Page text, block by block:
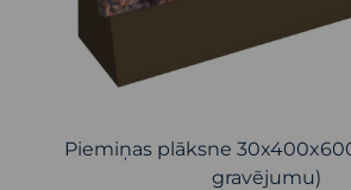
Piemiņas plāksne
gravējumu)